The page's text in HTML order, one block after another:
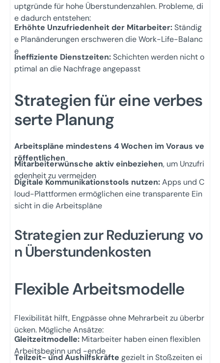
uptgründe für hohe Überstundenzahlen. Probleme, di
e dadurch entstehen:
Erhöhte Unzufriedenheit der Mitarbeiter:Ständig
e Planänderungen erschweren die Work-Life-Balanc
e
Ineffiziente Dienstzeiten:Schichten werden nicht o
ptimal an die Nachfrage angepasst
Strategien für eine verbes
serte Planung
Arbeitspläne mindestens 4 Wochen im Voraus ve
röffentlichen
Mitarbeiterwünsche aktiv einbeziehen, um Unzufri
edenheit zu vermeiden
Digitale Kommunikationstools nutzen:Apps und C
loud-Plattformen ermöglichen eine transparente Ein
sicht in die Arbeitspläne
Strategien zur Reduzierung vo
n Überstundenkosten
Flexible Arbeitsmodelle
Flexibilität hilft, Engpässe ohne Mehrarbeit zu überbr
ücken. Mögliche Ansätze:
Gleitzeitmodelle:Mitarbeiter haben einen flexiblen
Arbeitsbeginn und -ende
Teilzeit- und Aushilfskräfte gezielt in Stoßzeiten ei